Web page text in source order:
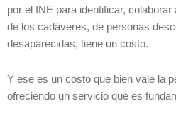
por el INE para identificar,
de los cadáveres, de personas
desaparecidas, tiene un costo.
Y ese es un costo que bien vale la
ofreciendo un servicio que es